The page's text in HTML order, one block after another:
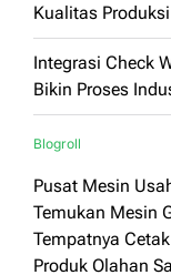
Kualitas Produksi
Integrasi Check
Bikin Proses
Blogroll
Pusat Mesin
Temukan Mesin
Tempatnya
Produk Olahan